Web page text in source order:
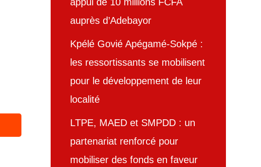
auprès d’Adebayor
Kpélé Govié Apégamé-Sokpé :
les ressortissants se mobilisent
pour le développement de leur
localité
LTPE, MAED et SMPDD : un
partenariat renforcé pour
mobiliser des fonds en faveur